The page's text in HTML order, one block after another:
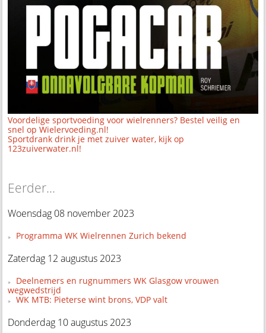
Voordelige sportvoeding voor wielrenners? Bestel veilig en
snel op Wielervoeding.nl!
Sportdrank drink je met zuiver water, kijk op
123zuiverwater.nl!
Eerder...
Woensdag 08 november 2023
Programma WK Wielrennen Zurich bekend
Zaterdag 12 augustus 2023
Deelnemers en rugnummers WK Glasgow vrouwen
wegwedstrijd
WK MTB: Pieterse wint brons, VDP valt
Donderdag 10 augustus 2023